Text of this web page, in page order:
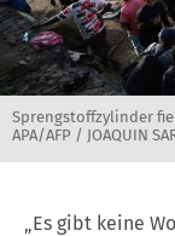
Sprengstoffzylinder
APA/AFP / JOAQUIN
„Es gibt keine